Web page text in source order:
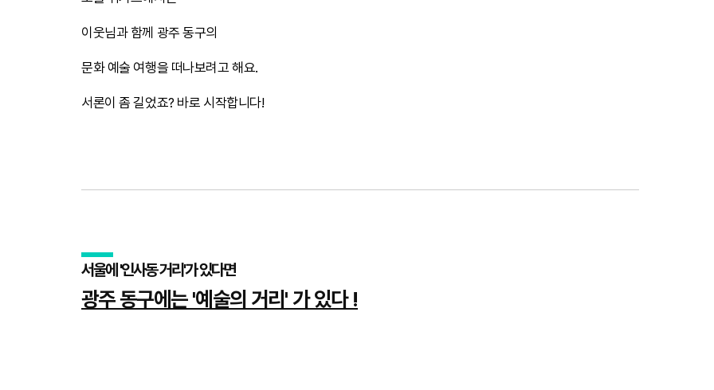
이웃님과 함께 광주 동구의
문화 예술 여행을 떠나보려고 해요.
서론이 좀 길었죠? 바로 시작합니다!
서울에 '인사동 거리'가 있다면
광주 동구에는 '예술의 거리' 가 있다 !